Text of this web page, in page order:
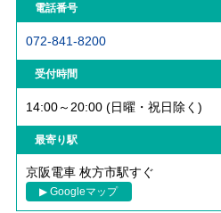
電話番号
072-841-8200
受付時間
14:00～20:00 (日曜・祝日除く)
最寄り駅
京阪電車 枚方市駅すぐ
▶ Googleマップ